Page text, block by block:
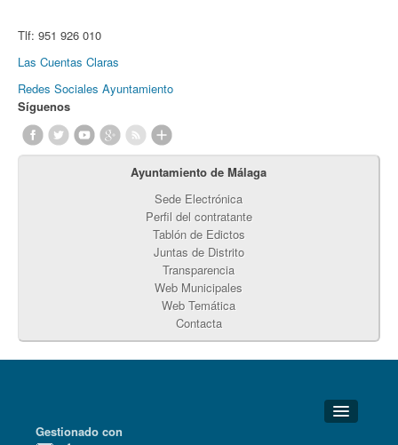
Tlf: 951 926 010
Las Cuentas Claras
Redes Sociales Ayuntamiento
Síguenos
Ayuntamiento de Málaga
Sede Electrónica
Perfil del contratante
Tablón de Edictos
Juntas de Distrito
Transparencia
Web Municipales
Web Temática
Contacta
Gestionado con